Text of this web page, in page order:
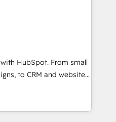
Don't hire a technical
to
of HubSpot experience
Accreditations 🌟
2021 🌟INBOUND’19
CRM. ✔️A team of
pricing models —
HubSpot
HubSpot. From small
to CRM and websites.
in every inch of
hand-in-hand with your
and build a better